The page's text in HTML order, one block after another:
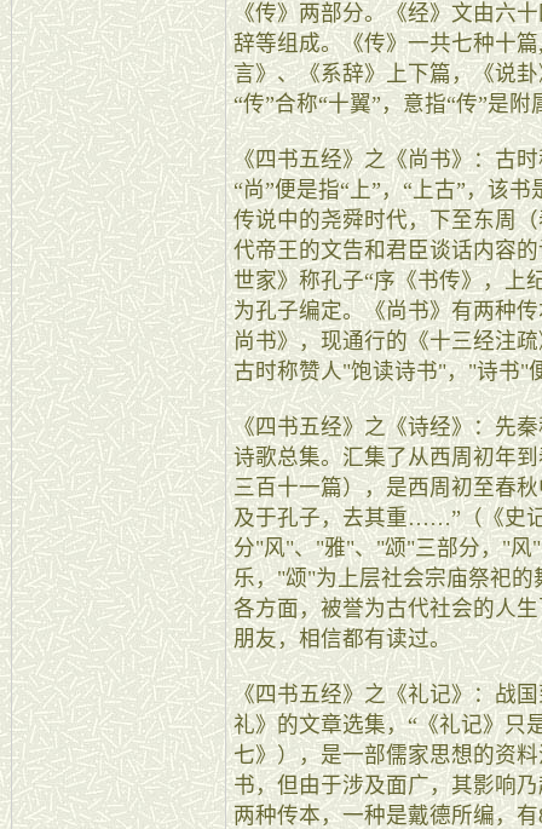
《传》两部分。《经》文由六
辞等组成。《传》一共七种十
言》、《系辞》上下篇，《说
“传”合称“十翼”，意指“传”是
《四书五经》之《尚书》：古
“尚”便是指“上”，“上古”，该
传说中的尧舜时代，下至东周
代帝王的文告和君臣谈话内容
世家》称孔子“序《书传》，上
为孔子编定。《尚书》有两种
尚书》，现通行的《十三经注
古时称赞人"饱读诗书"，"诗书"
《四书五经》之《诗经》：先
诗歌总集。汇集了从西周初年
三百十一篇），是西周初至春
及于孔子，去其重……”（《史
分"风"、"雅"、"颂"三部分，"风
乐，"颂"为上层社会宗庙祭祀
各方面，被誉为古代社会的人
朋友，相信都有读过。
《四书五经》之《礼记》：战
礼》的文章选集，“《礼记》只
七》），是一部儒家思想的资
书，但由于涉及面广，其影响
两种传本，一种是戴德所编，